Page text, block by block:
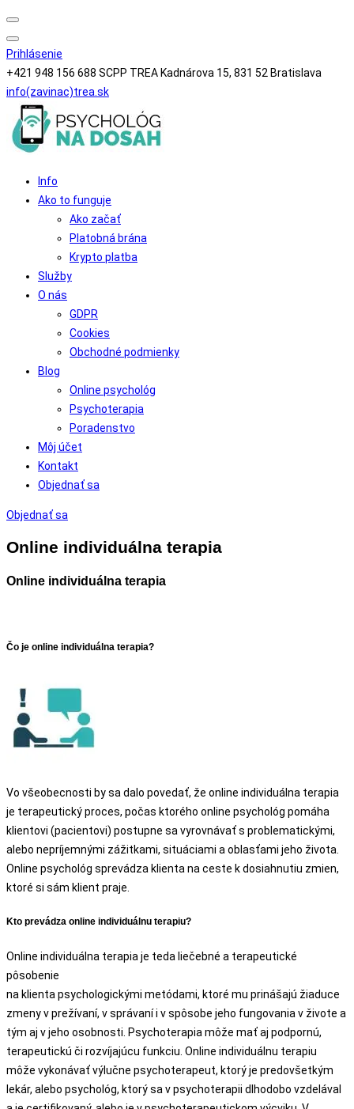
Search
Prihlásenie
+421 948 156 688 SCPP TREA Kadnárova 15, 831 52 Bratislava
info(zavinac)trea.sk
Info
Ako to funguje
Ako začať
Platobná brána
Krypto platba
Služby
O nás
GDPR
Cookies
Obchodné podmienky
Blog
Online psychológ
Psychoterapia
Poradenstvo
Môj účet
Kontakt
Objednať sa
Objednať sa
Online individuálna terapia
Online individuálna terapia
Čo je online individuálna terapia?
Vo všeobecnosti by sa dalo povedať, že online individuálna terapia
je terapeutický proces, počas ktorého online psychológ pomáha
klientovi (pacientovi) postupne sa vyrovnávať s problematickými,
alebo nepríjemnými zážitkami, situáciami a oblasťami jeho života.
Online psychológ sprevádza klienta na ceste k dosiahnutiu zmien,
ktoré si sám klient praje.
Kto prevádza online individuálnu terapiu?
Online individuálna terapia je teda liečebné a terapeutické
pôsobenie
na klienta psychologickými metódami, ktoré mu prinášajú žiaduce
zmeny v prežívaní, v správaní i v spôsobe jeho fungovania v živote a
tým aj v jeho osobnosti. Psychoterapia môže mať aj podpornú,
terapeutickú či rozvíjajúcu funkciu. Online individuálnu terapiu
môže vykonávať výlučne psychoterapeut, ktorý je predovšetkým
lekár, alebo psychológ, ktorý sa v psychoterapii dlhodobo vzdelával